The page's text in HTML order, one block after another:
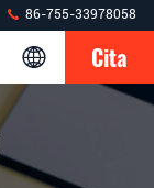
86-755-33978058
Cita